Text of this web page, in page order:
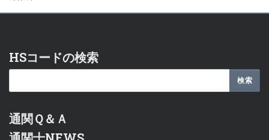
HSコードの検索
通関Ｑ＆Ａ